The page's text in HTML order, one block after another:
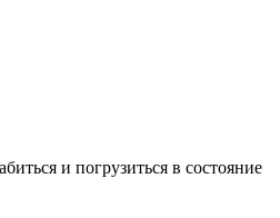
и погрузиться в состояние